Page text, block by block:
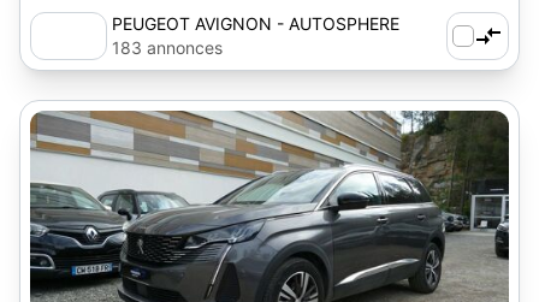
PEUGEOT AVIGNON - AUTOSPHERE
183 annonces